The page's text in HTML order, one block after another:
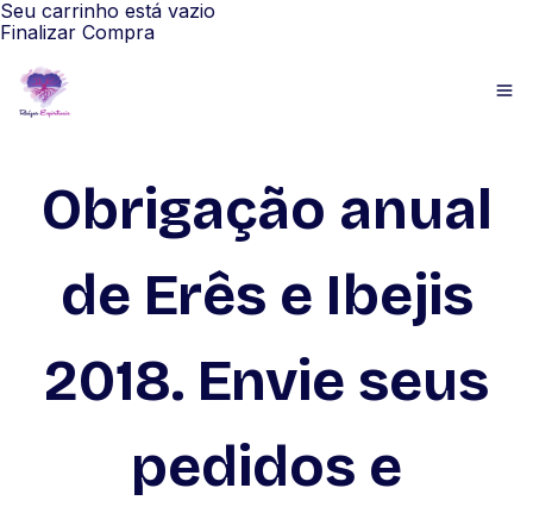
Seu carrinho está vazio
Finalizar Compra
Obrigação anual
de Erês e Ibejis
2018. Envie seus
pedidos e